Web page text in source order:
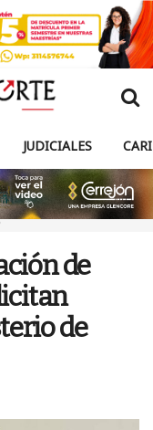
JUDICIALES
de
de